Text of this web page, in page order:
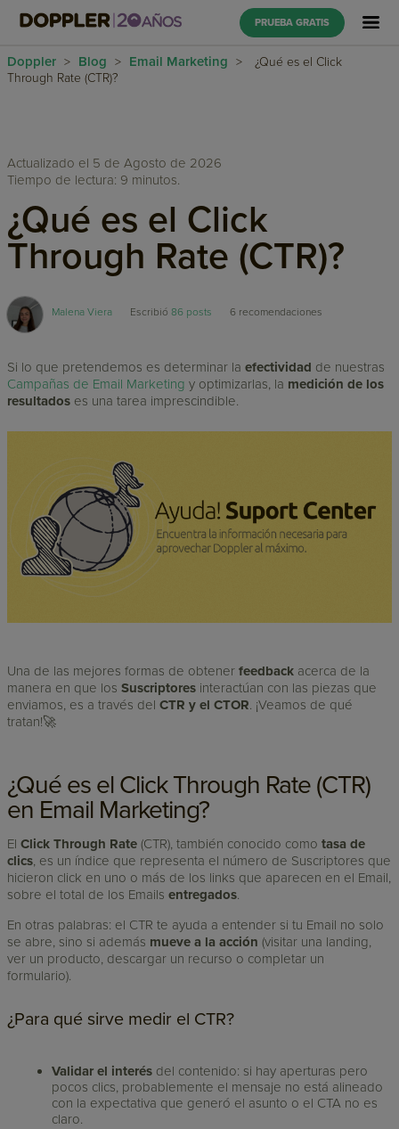
PRUEBA GRATIS
Doppler > Blog > Email Marketing >
¿Qué es el Click
Through Rate (CTR)?
Actualizado el 5 de Agosto de 2026
Tiempo de lectura: 9 minutos.
¿Qué es el Click
Through Rate (CTR)?
Malena Viera Escribió 86 posts 6 recomendaciones
Si lo que pretendemos es determinar laefectividad de nuestras
Campañas de Email Marketing y optimizarlas, la medición de los
resultados es una tarea imprescindible.
Una de las mejores formas de obtenerfeedback acerca de la
manera en que losSuscriptores interactúan con las piezas que
enviamos, es a través delCTR y el CTOR. ¡Veamos de qué
tratan!🚀
¿Qué es el Click Through Rate (CTR)
en Email Marketing?
ElClick Through Rate (CTR), también conocido comotasa de
clics, es un índice que representa el número de Suscriptores que
hicieron click en uno o más de los links que aparecen en el Email,
sobre el total de los Emailsentregados.
En otras palabras: el CTR te ayuda a entender si tu Email no solo
se abre, sino si además mueve a la acción (visitar una landing,
ver un producto, descargar un recurso o completar un
formulario).
¿Para qué sirve medir el CTR?
Validar el interés del contenido: si hay aperturas pero
pocos clics, probablemente el mensaje no está alineado
con la expectativa que generó el asunto o el CTA no es
claro.